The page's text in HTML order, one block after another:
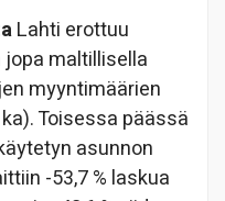
Lahti erottuu
maltillisella
myyntimäärien
Toisessa päässä
asunnon
-53,7 % laskua